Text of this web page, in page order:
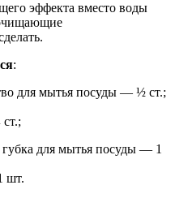
эффекта вместо воды
:
для мытья посуды — ½ ст.;
губка для мытья посуды — 1
шт.